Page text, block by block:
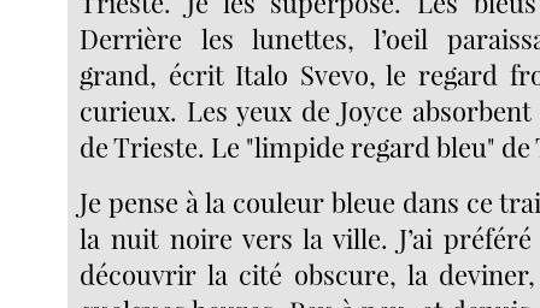
Derrière les lunettes, l’oeil
grand, écrit Italo Svevo, le regard
curieux. Les yeux de Joyce
de Trieste. Le "limpide regard bleu" de
Je pense à la couleur bleue dans ce
la nuit noire vers la ville. J’ai
découvrir la cité obscure, la